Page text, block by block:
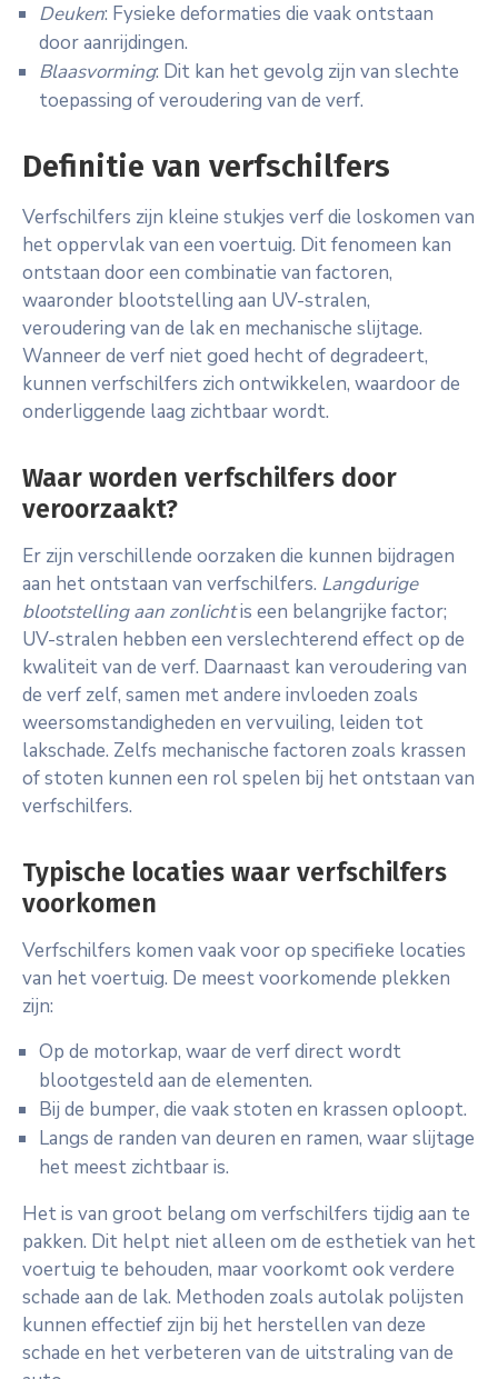
Deuken: Fysieke deformaties die vaak ontstaan
door aanrijdingen.
Blaasvorming: Dit kan het gevolg zijn van slechte
toepassing of veroudering van de verf.
Definitie van verfschilfers
Verfschilfers zijn kleine stukjes verf die loskomen van
het oppervlak van een voertuig. Dit fenomeen kan
ontstaan door een combinatie van factoren,
waaronder blootstelling aan UV-stralen,
veroudering van de lak en mechanische slijtage.
Wanneer de verf niet goed hecht of degradeert,
kunnen verfschilfers zich ontwikkelen, waardoor de
onderliggende laag zichtbaar wordt.
Waar worden verfschilfers door
veroorzaakt?
Er zijn verschillende oorzaken die kunnen bijdragen
aan het ontstaan van verfschilfers. Langdurige
blootstelling aan zonlichtis een belangrijke factor;
UV-stralen hebben een verslechterend effect op de
kwaliteit van de verf. Daarnaast kan veroudering van
de verf zelf, samen met andere invloeden zoals
weersomstandigheden en vervuiling, leiden tot
lakschade. Zelfs mechanische factoren zoals krassen
of stoten kunnen een rol spelen bij het ontstaan van
verfschilfers.
Typische locaties waar verfschilfers
voorkomen
Verfschilfers komen vaak voor op specifieke locaties
van het voertuig. De meest voorkomende plekken
zijn:
Op de motorkap, waar de verf direct wordt
blootgesteld aan de elementen.
Bij de bumper, die vaak stoten en krassen oploopt.
Langs de randen van deuren en ramen, waar slijtage
het meest zichtbaar is.
Het is van groot belang om verfschilfers tijdig aan te
pakken. Dit helpt niet alleen om de esthetiek van het
voertuig te behouden, maar voorkomt ook verdere
schade aan de lak. Methoden zoals autolak polijsten
kunnen effectief zijn bij het herstellen van deze
schade en het verbeteren van de uitstraling van de